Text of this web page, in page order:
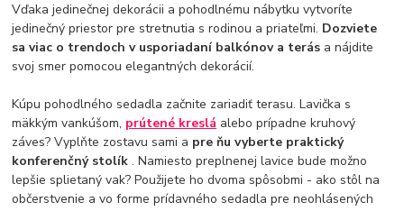
Vďaka jedinečnej dekorácii a pohodlnému nábytku vytvoríte
jedinečný priestor pre stretnutia s rodinou a priateľmi. Dozviete
sa viac o trendoch v usporiadaní balkónov a terás a nájdite
svoj smer pomocou elegantných dekorácií.
Kúpu pohodlného sedadla začnite zariadiť terasu. Lavička s
mäkkým vankúšom, prútené kreslá alebo prípadne kruhový
záves? Vyplňte zostavu sami a pre ňu vyberte praktický
konferenčný stolík. Namiesto preplnenej lavice bude možno
lepšie splietaný vak? Použijete ho dvoma spôsobmi - ako stôl na
občerstvenie a vo forme prídavného sedadla pre neohlásených